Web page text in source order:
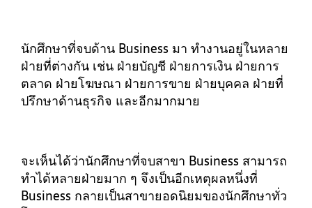
นักศึกษาที่จบด้าน Business มา ทำงานอยู่ในหลาย
ฝ่ายที่ต่างกัน เช่น ฝ่ายบัญชี ฝ่ายการเงิน ฝ่ายการ
ตลาด ฝ่ายโฆษณา ฝ่ายการขาย ฝ่ายบุคคล ฝ่ายที่
ปรึกษาด้านธุรกิจ และอีกมากมาย
จะเห็นได้ว่านักศึกษาที่จบสาขา Business สามารถ
ทำได้หลายฝ่ายมาก ๆ จึงเป็นอีกเหตุผลหนึ่งที่
Business กลายเป็นสาขายอดนิยมของนักศึกษาทั่ว